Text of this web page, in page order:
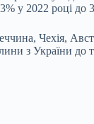
у 2022 році до
Чехія,
з України до